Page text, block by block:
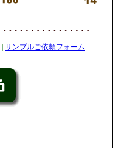
サンプルご依頼フォーム